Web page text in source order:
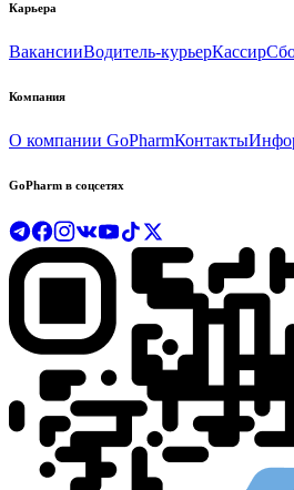
Карьера
ВакансииВодитель-курьерКассир
Компания
О компании GoPharmКонтакты
GoPharm в соцсетях